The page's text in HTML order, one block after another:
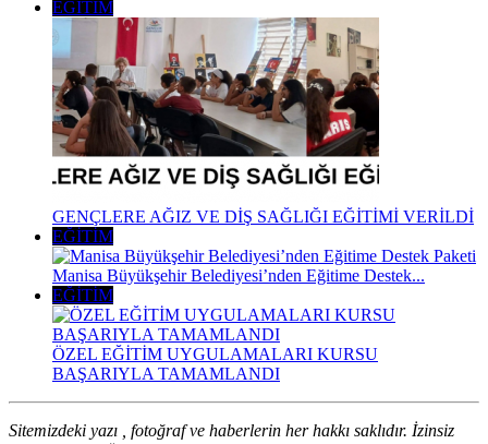
EĞİTİM
GENÇLERE AĞIZ VE DİŞ SAĞLIĞI EĞİTİMİ VERİLDİ
EĞİTİM
Manisa Büyükşehir Belediyesi’nden Eğitime Destek...
EĞİTİM
ÖZEL EĞİTİM UYGULAMALARI KURSU
BAŞARIYLA TAMAMLANDI
Sitemizdeki yazı , fotoğraf ve haberlerin her hakkı saklıdır. İzinsiz